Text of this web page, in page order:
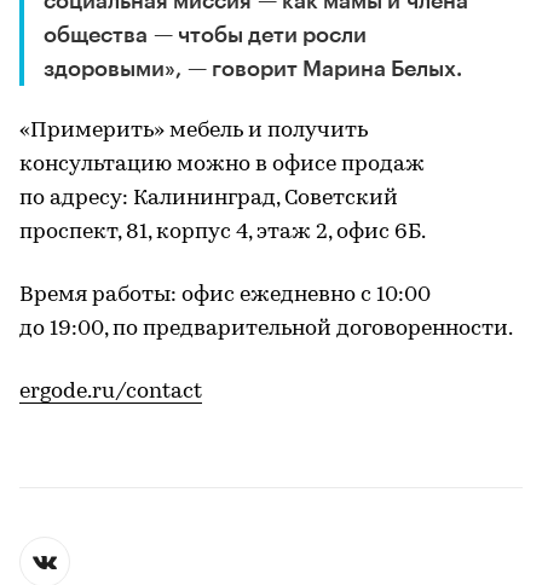
общества — чтобы дети росли
здоровыми», — говорит Марина Белых.
«Примерить» мебель и получить
консультацию можно в офисе продаж
по адресу: Калининград, Советский
проспект, 81, корпус 4, этаж 2, офис 6Б.
Время работы: офис ежедневно с 10:00
до 19:00, по предварительной договоренности.
ergode.ru/contact